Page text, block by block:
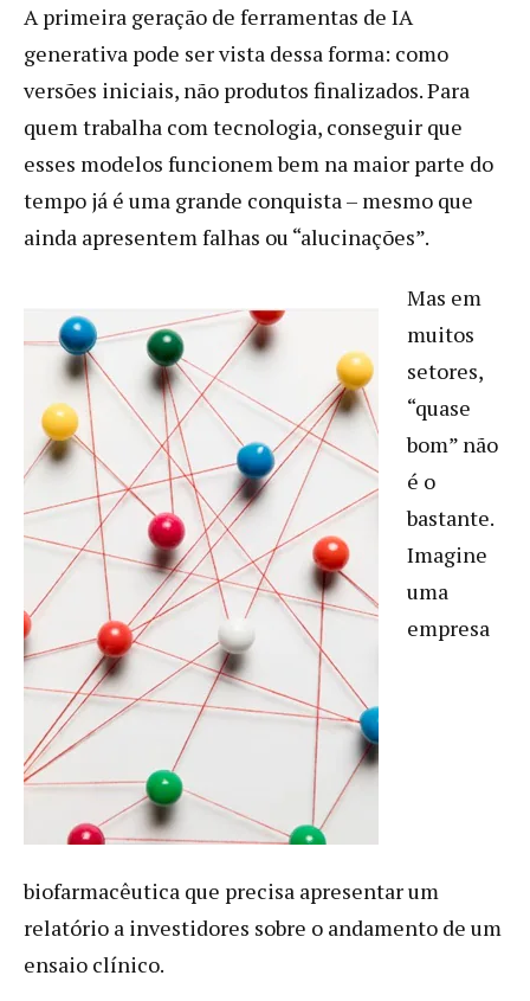
A primeira geração de ferramentas de IA
generativa pode ser vista dessa forma: como
versões iniciais, não produtos finalizados. Para
quem trabalha com tecnologia, conseguir que
esses modelos funcionem bem na maior parte do
tempo já é uma grande conquista – mesmo que
ainda apresentem falhas ou “alucinações”.
Mas em
muitos
setores,
“quase
bom” não
é o
bastante.
Imagine
uma
empresa
biofarmacêutica que precisa apresentar um
relatório a investidores sobre o andamento de um
ensaio clínico.